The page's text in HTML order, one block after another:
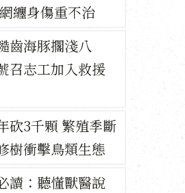
纏身傷重不治
齒海豚擱淺八
召志工加入救援
砍3千顆 繁殖季斷
樹衝擊鳥類生態
讀：聽懂獸醫說